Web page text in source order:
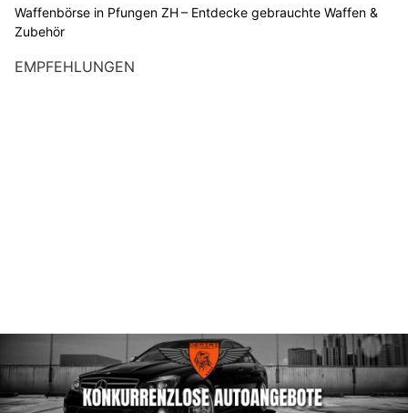
Waffenbörse in Pfungen ZH – Entdecke gebrauchte Waffen &
Zubehör
EMPFEHLUNGEN